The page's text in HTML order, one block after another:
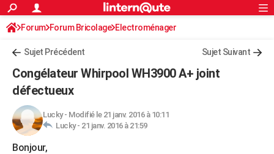
ACTUALITÉS
Politique
Société
Faits Divers
Education
Monde
Villes
+
Programme TV
TNTStreaming
Cinéma
Sorties cinéma
Musique
FINANCE
Retraite
Impôts
Epargne
Immobilier
Risques naturels par ville
Banque
Assurance
Crédit
AUTO
Essais
Réserver un essai
Citadines
Berlines
SUV
Forum auto
HIGH-TECH
S'inscrire
Connexion
Forum Forum Bricolage Electroménager
Sujet Précédent Sujet Suivant
Congélateur Whirpool WH3900 A+ joint
défectueux
Lucky- Modifié le 21 janv. 2016 à 10:11
Lucky - 21 janv. 2016 à 21:59
Bonjour,